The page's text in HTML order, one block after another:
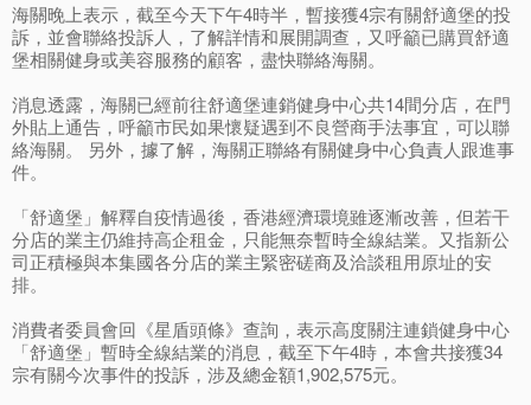
海關晚上表示，截至今天下午4時半，暫接獲4宗有關舒適堡的投
訴，並會聯絡投訴人，了解詳情和展開調查，又呼籲已購買舒適
堡相關健身或美容服務的顧客，盡快聯絡海關。
消息透露，海關已經前往舒適堡連銷健身中心共14間分店，在門
外貼上通告，呼籲市民如果懷疑遇到不良營商手法事宜，可以聯
絡海關。 另外，據了解，海關正聯絡有關健身中心負責人跟進事
件。
「舒適堡」解釋自疫情過後，香港經濟環境雖逐漸改善，但若干
分店的業主仍維持高企租金，只能無奈暫時全線結業。又指新公
司正積極與本集國各分店的業主緊密磋商及洽談租用原址的安
排。
消費者委員會回《星盾頭條》查詢，表示高度關注連鎖健身中心
「舒適堡」暫時全線結業的消息，截至下午4時，本會共接獲34
宗有關今次事件的投訴，涉及總金額1,902,575元。